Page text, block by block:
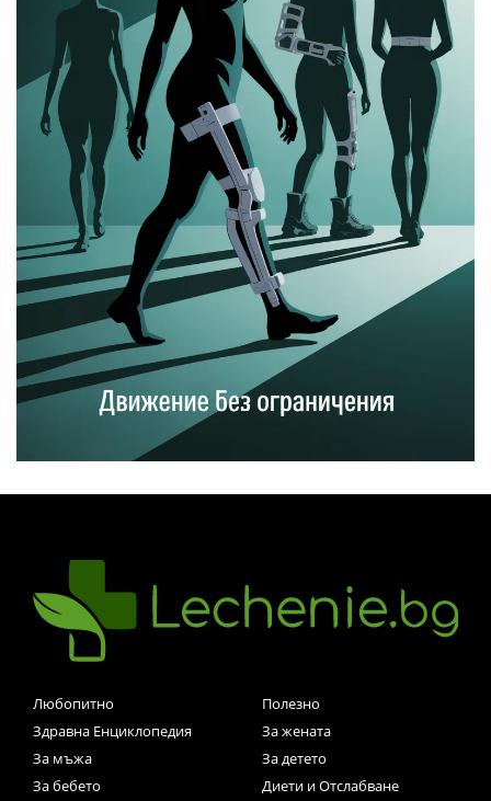
Любопитно
Полезно
Здравна Енциклопедия
За жената
За мъжа
За детето
За бебето
Диети и Отслабване